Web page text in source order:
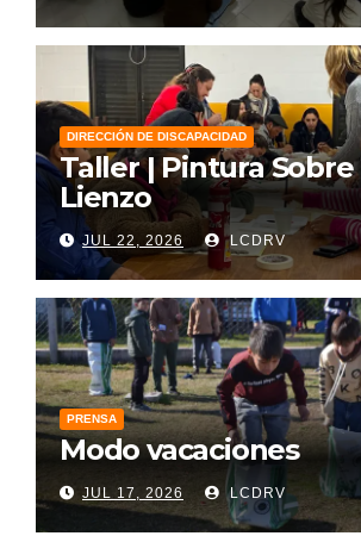
DIRECCIÓN DE DISCAPACIDAD
Taller | Pintura Sobre
Lienzo
JUL 22, 2026 LCDRV
PRENSA
Modo vacaciones
JUL 17, 2026 LCDRV